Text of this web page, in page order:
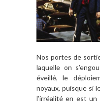
Nos portes de
laquelle on
éveillé, le
noyaux, puisque si
l’irréalité en est